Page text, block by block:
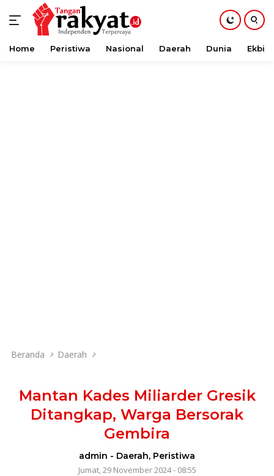
Langsung
Home Peristiwa Nasional Daerah Dunia Ekbis
Beranda Daerah
Mantan Kades Miliarder Gresik
Ditangkap, Warga Bersorak
Gembira
admin - Daerah, Peristiwa
Jumat, 29 November 2024 - 08:55